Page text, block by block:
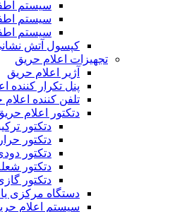
سیستم
سیستم
سیستم
کپسول آتش
تجهیزات اعلام حریق
آژیر اعلام حریق
پنل تکرار کننده
تلفن کننده
دتکتور اعلام
دتکتور
دتکتور
دتکتور
دتکتور
دتکتور
دستگاه مرکزی
سیستم اعلام